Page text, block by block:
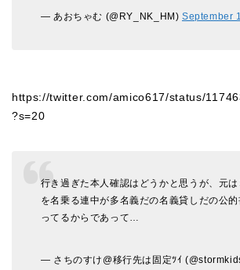
— あおちゃむ (@RY_NK_HM) September
https://twitter.com/amico617/status/
?s=20
行き過ぎた本人確認はどうかと思うが、元
を名乗る連中が多名義だの名義貸しだの公
ってるからであって…
— さちのすけ@移行先は固定ﾂｲ